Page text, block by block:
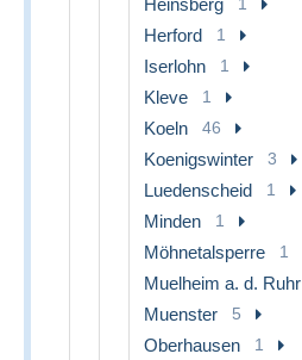
Herford 1
Iserlohn 1
Kleve 1
Koeln 46
Koenigswinter 3
Luedenscheid 1
Minden 1
Möhnetalsperre 1
Muelheim a. d. Ruhr
Muenster 5
Oberhausen 1